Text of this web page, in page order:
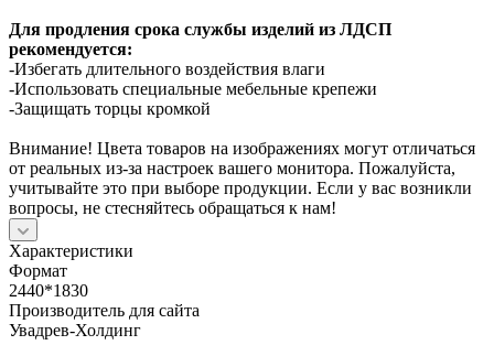
Для продления срока службы изделий из ЛДСП
рекомендуется:
-Избегать длительного воздействия влаги
-Использовать специальные мебельные крепежи
-Защищать торцы кромкой
Внимание! Цвета товаров на изображениях могут отличаться
от реальных из-за настроек вашего монитора. Пожалуйста,
учитывайте это при выборе продукции. Если у вас возникли
вопросы, не стесняйтесь обращаться к нам!
Характеристики
Формат
2440*1830
Производитель для сайта
Увадрев-Холдинг